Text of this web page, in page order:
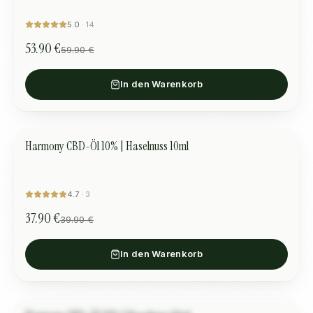
5.0 · 14
53.90 €59.90 €
In den Warenkorb
HARMONIE UND BALANCE
Harmony CBD-Öl 10% | Haselnuss 10ml
4.7 · 3
37.90 €39.90 €
In den Warenkorb